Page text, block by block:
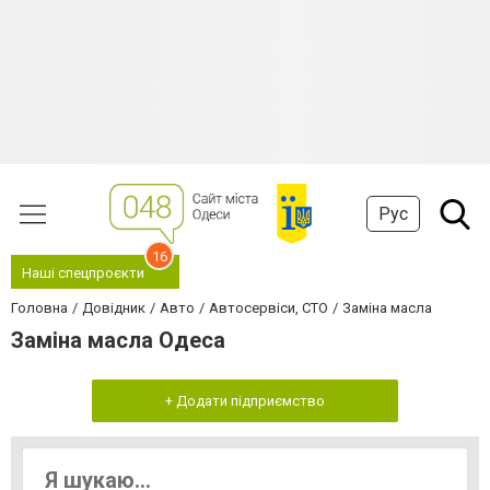
Рус
Наші спецпроєкти
16
Головна Довідник Авто Автосервіси, СТО Заміна масла
Заміна масла Одеса
+ Додати підприємство